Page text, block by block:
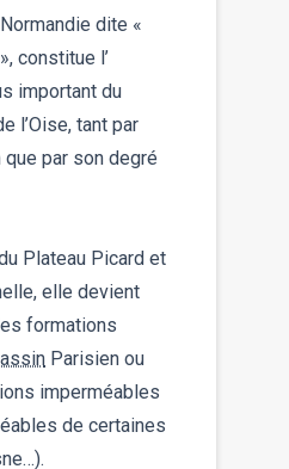
de la craie
ressource
ressource
dite «
constitue l’
important du
l’Oise, tant par
par son degré
Plateau Picard et
elle devient
formations
Parisien ou
imperméables
de certaines